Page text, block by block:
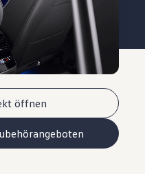
öffnen